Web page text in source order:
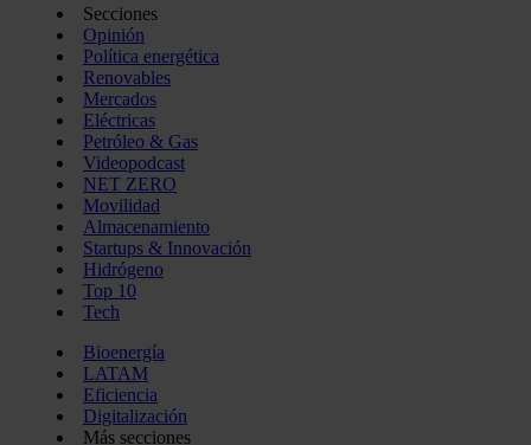
Secciones
Opinión
Política energética
Renovables
Mercados
Eléctricas
Petróleo & Gas
Videopodcast
NET ZERO
Movilidad
Almacenamiento
Startups & Innovación
Hidrógeno
Top 10
Tech
Bioenergía
LATAM
Eficiencia
Digitalización
Más secciones